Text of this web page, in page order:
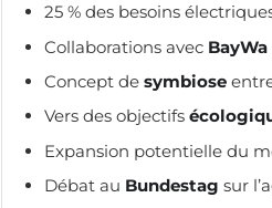
25 % des besoins
Collaborations avec BayWa
Concept de symbiose
Vers des objectifs
Expansion potentielle du
Débat au Bundestag sur